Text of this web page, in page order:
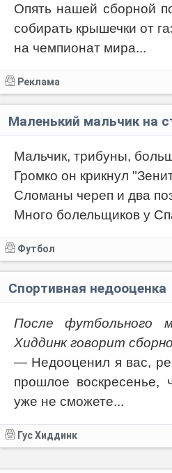
Опять нашей сборной
собирать крышечки от
на чемпионат мира...
Реклама
Маленький мальчик на
Мальчик, трибуны,
Громко он крикнул
Сломаны череп и два
Много болельщиков у
Футбол
Спортивная недооценка
После футбольного
Хиддинк говорит
— Недооценил я вас,
прошлое воскресенье,
уже не сможете...
Гус Хиддинк